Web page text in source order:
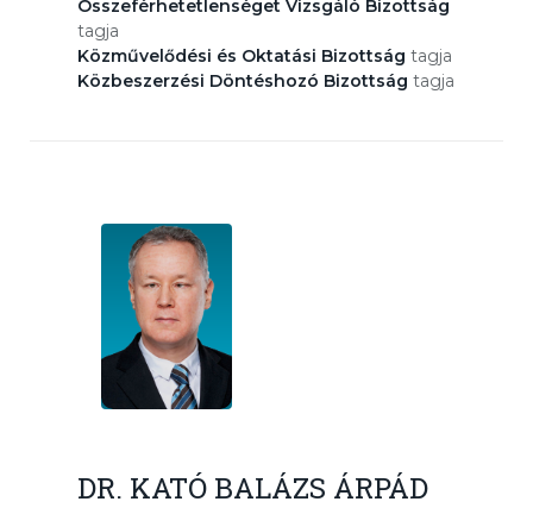
Összeférhetetlenséget Vizsgáló Bizottság
tagja
Közművelődési és Oktatási Bizottság tagja
Közbeszerzési Döntéshozó Bizottság tagja
DR. KATÓ BALÁZS ÁRPÁD